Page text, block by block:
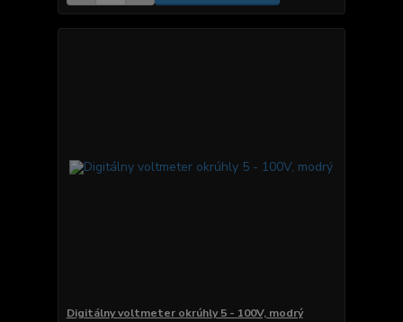
Digitálny voltmeter okrúhly 5 - 100V, modrý